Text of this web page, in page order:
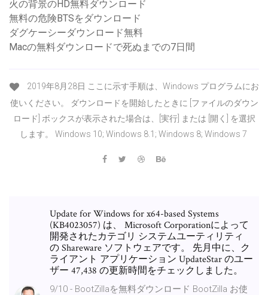
火の背景のHD無料ダウンロード
無料の危険BTSをダウンロード
ダグケーシーダウンロード無料
Macの無料ダウンロードで死ぬまでの7日間
2019年8月28日 ここに示す手順は、Windows プログラムにお
使いください。 ダウンロードを開始したときに [ファイルのダウン
ロード] ボックスが表示された場合は、[実行] または [開く] を選択
します。 Windows 10; Windows 8.1; Windows 8; Windows 7
Update for Windows for x64-based Systems
(KB4023057) は、 Microsoft Corporationによって
開発されたカテゴリ システムユーティリティ
の Shareware ソフトウェアです。 先月中に、ク
ライアント アプリケーション UpdateStar のユー
ザー 47,438 の更新時間をチェックしました。
9/10 - BootZillaを無料ダウンロード BootZilla お使